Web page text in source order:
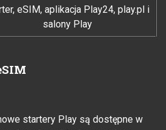
eSIM, aplikacja Play24, play.pl i
salony Play
startery Play są dostępne w